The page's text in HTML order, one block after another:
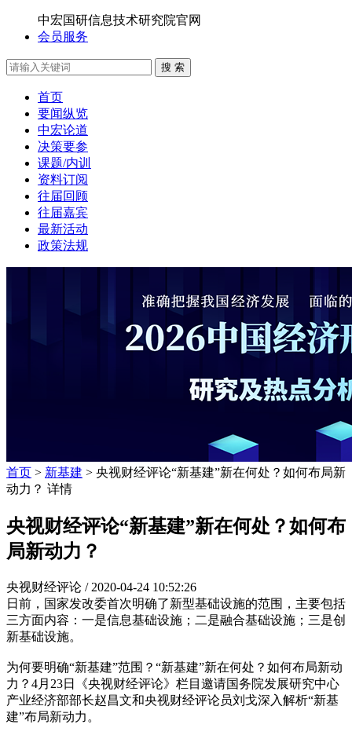
中宏国研信息技术研究院官网
会员服务
搜 索
首页
要闻纵览
中宏论道
决策要参
课题/内训
资料订阅
往届回顾
往届嘉宾
最新活动
政策法规
首页 > 新基建 > 央视财经评论“新基建”新在何处？如何布局新
动力？ 详情
央视财经评论“新基建”新在何处？如何布
局新动力？
央视财经评论 / 2020-04-24 10:52:26
日前，国家发改委首次明确了新型基础设施的范围，主要包括
三方面内容：一是信息基础设施；二是融合基础设施；三是创
新基础设施。
为何要明确“新基建”范围？“新基建”新在何处？如何布局新动
力？4月23日《央视财经评论》栏目邀请国务院发展研究中心
产业经济部部长赵昌文和央视财经评论员刘戈深入解析“新基
建”布局新动力。